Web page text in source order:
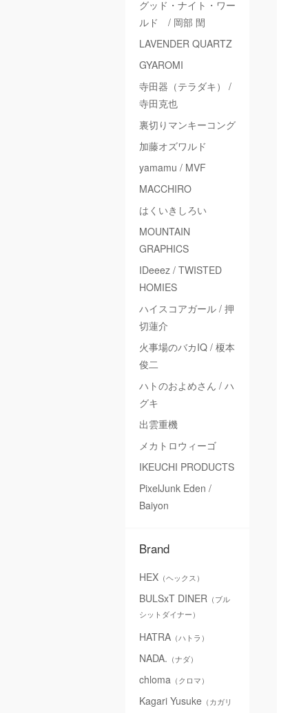
グッド・ナイト・ワー
ルド / 岡部 閏
LAVENDER QUARTZ
GYAROMI
寺田器（テラダキ） /
寺田克也
裏切りマンキーコング
加藤オズワルド
yamamu / MVF
MACCHIRO
はくいきしろい
MOUNTAIN
GRAPHICS
IDeeez / TWISTED
HOMIES
ハイスコアガール / 押
切蓮介
火事場のバカIQ / 榎本
俊二
ハトのおよめさん / ハ
グキ
出雲重機
メカトロウィーゴ
IKEUCHI PRODUCTS
PixelJunk Eden /
Baiyon
Brand
HEX （ヘックス）
BULSxT DINER （ブル
シットダイナー）
HATRA （ハトラ）
NADA. （ナダ）
chloma （クロマ）
Kagari Yusuke （カガリ